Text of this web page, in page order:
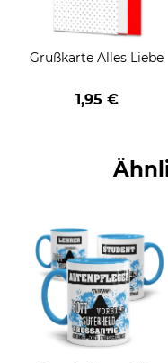
Grußkarte Alles Liebe
1,95 €